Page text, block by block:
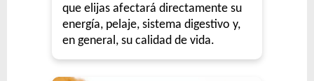
que elijas afectará directamente su
energía, pelaje, sistema digestivo y,
en general, su calidad de vida.